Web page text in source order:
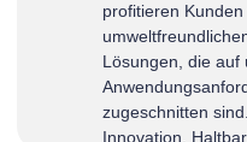
profitieren Kunden
Lösungen, die auf
zugeschnitten
Innovation,